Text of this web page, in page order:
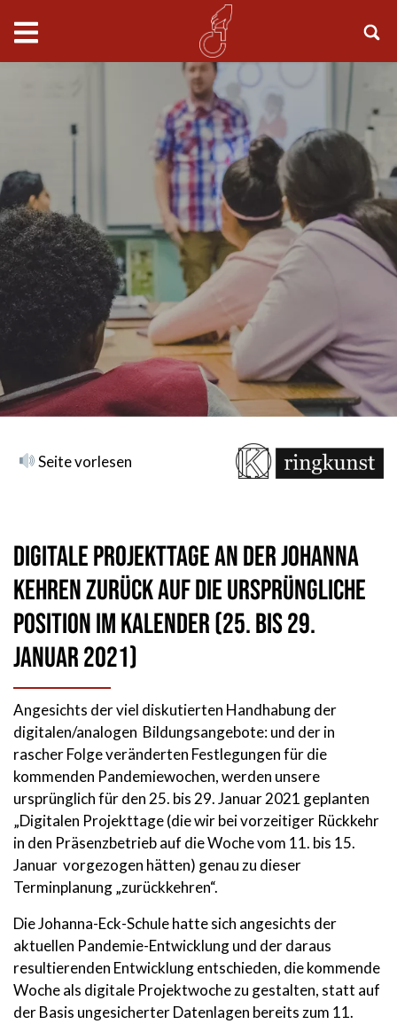
Seite vorlesen
Digitale Projekttage an der Johanna
kehren zurück auf die ursprüngliche
Position im Kalender (25. bis 29.
Januar 2021)
Angesichts der viel diskutierten Handhabung der
digitalen/analogen Bildungsangebote: und der in
rascher Folge veränderten Festlegungen für die
kommenden Pandemiewochen, werden unsere
ursprünglich für den 25. bis 29. Januar 2021 geplanten
„Digitalen Projekttage (die wir bei vorzeitiger Rückkehr
in den Präsenzbetrieb auf die Woche vom 11. bis 15.
Januar vorgezogen hätten) genau zu dieser
Terminplanung „zurückkehren“.
Die Johanna-Eck-Schule hatte sich angesichts der
aktuellen Pandemie-Entwicklung und der daraus
resultierenden Entwicklung entschieden, die kommende
Woche als digitale Projektwoche zu gestalten, statt auf
der Basis ungesicherter Datenlagen bereits zum 11.